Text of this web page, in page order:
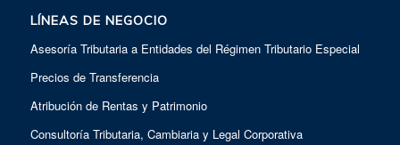
LÍNEAS DE NEGOCIO
Asesoría Tributaria a Entidades del Régimen Tributario Especial
Precios de Transferencia
Atribución de Rentas y Patrimonio
Consultoría Tributaria, Cambiaria y Legal Corporativa